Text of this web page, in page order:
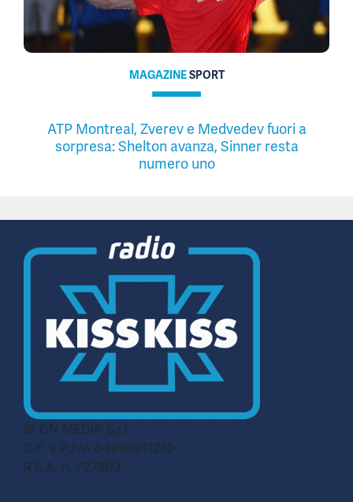
MAGAZINESPORT
ATP Montreal, Zverev e Medvedev fuori a
sorpresa: Shelton avanza, Sinner resta
numero uno
© CN MEDIA S.r.l.
C.F. e P.IVA 04998911210
R.E.A. n. 727803